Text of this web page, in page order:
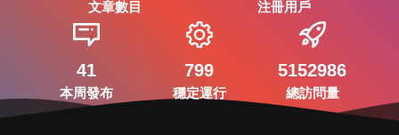
文章數目 注冊用戶
41
本周發布
799
穩定運行
5152986
總訪問量